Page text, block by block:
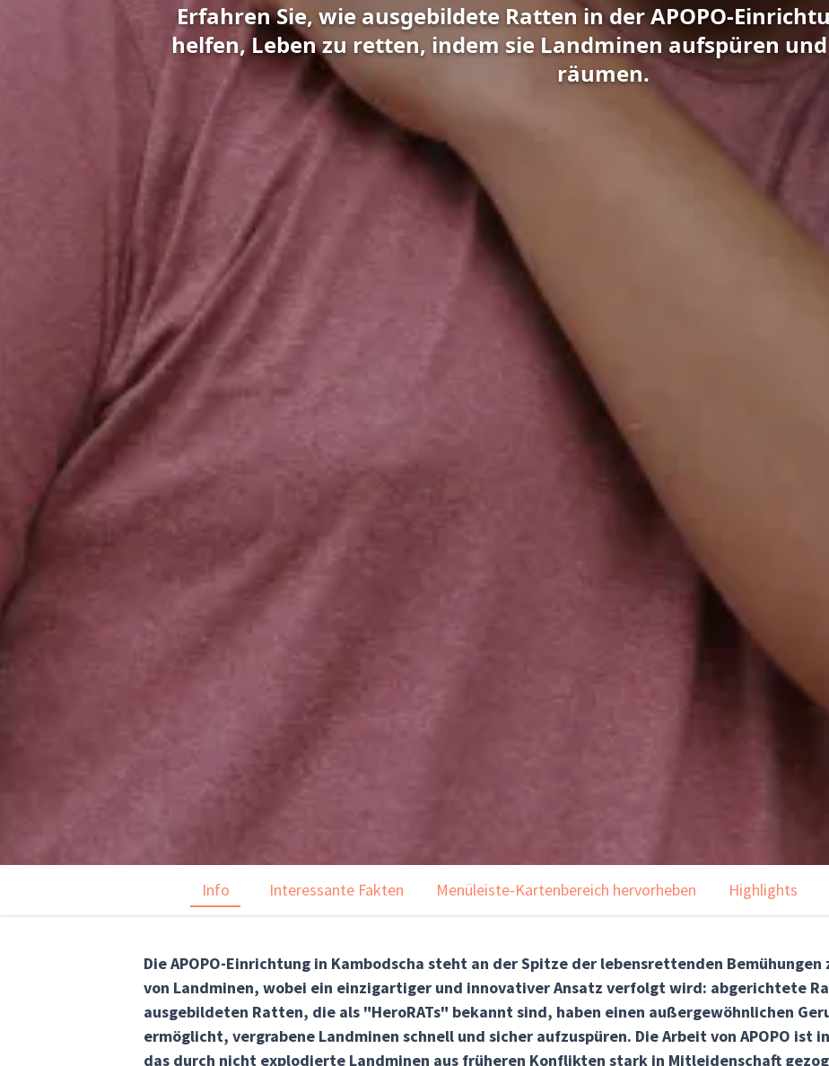
Erfahren Sie, wie ausgebildete Ratten in der APOPO-
helfen, Leben zu retten, indem sie Landminen aufspüren
räumen.
Info Interessante Fakten Menüleiste-Kartenbereich hervorheben Highlights
Die APOPO-Einrichtung in Kambodscha steht an der Spitze der lebensrettenden Bemühungen
von Landminen, wobei ein einzigartiger und innovativer Ansatz verfolgt wird: abgerichtete
ausgebildeten Ratten, die als "HeroRATs" bekannt sind, haben einen außergewöhnlichen
ermöglicht, vergrabene Landminen schnell und sicher aufzuspüren. Die Arbeit von APOPO ist
das durch nicht explodierte Landminen aus früheren Konflikten stark in Mitleidenschaft